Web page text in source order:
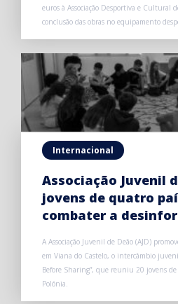
euros à Associação Desportiva e Cultural
conclusão das obras no equipamento
Internacional
Associação Juvenil
jovens de quatro
combater a
A Associação Juvenil de Deão (AJD)
em Viana do Castelo, o intercâmbio
Before Sharing”, que reuniu 20 jovens
Polónia.